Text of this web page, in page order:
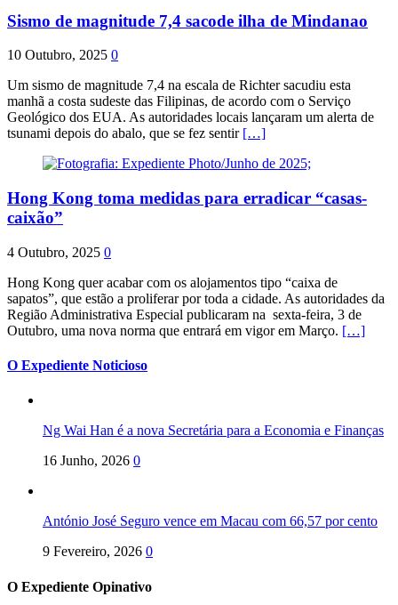
Sismo de magnitude 7,4 sacode ilha de Mindanao
10 Outubro, 2025 0
Um sismo de magnitude 7,4 na escala de Richter sacudiu esta
manhã a costa sudeste das Filipinas, de acordo com o Serviço
Geológico dos EUA. As autoridades locais lançaram um alerta de
tsunami depois do abalo, que se fez sentir […]
Hong Kong toma medidas para erradicar “casas-
caixão”
4 Outubro, 2025 0
Hong Kong quer acabar com os alojamentos tipo “caixa de
sapatos”, que estão a proliferar por toda a cidade. As autoridades da
Região Administrativa Especial publicaram na sexta-feira, 3 de
Outubro, uma nova norma que entrará em vigor em Março. […]
O Expediente Noticioso
Ng Wai Han é a nova Secretária para a Economia e Finanças
16 Junho, 2026 0
António José Seguro vence em Macau com 66,57 por cento
9 Fevereiro, 2026 0
O Expediente Opinativo